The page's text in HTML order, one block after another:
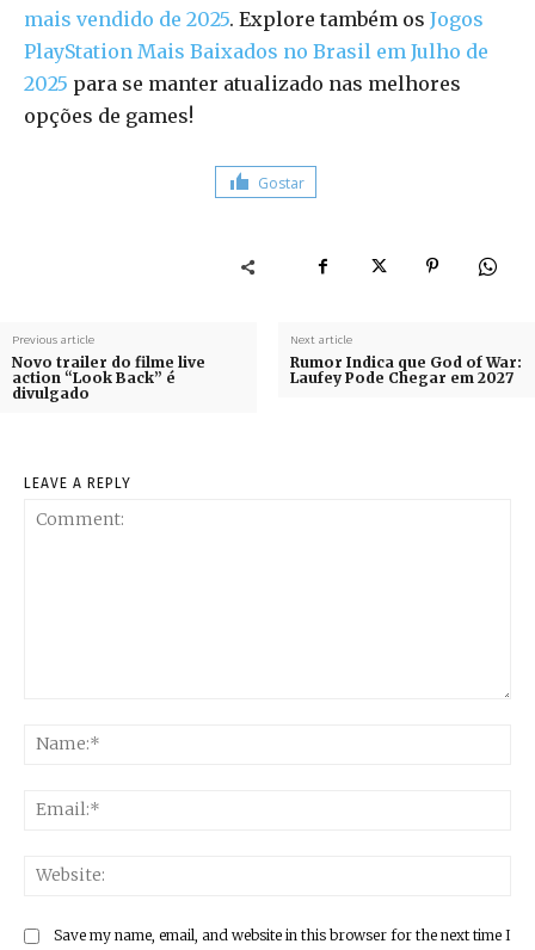
mais vendido de 2025. Explore também os Jogos
PlayStation Mais Baixados no Brasil em Julho de
2025 para se manter atualizado nas melhores
opções de games!
Gostar
Previous article
Novo trailer do filme live
action “Look Back” é
divulgado
Next article
Rumor Indica que God of War:
Laufey Pode Chegar em 2027
LEAVE A REPLY
Save my name, email, and website in this browser for the next time I